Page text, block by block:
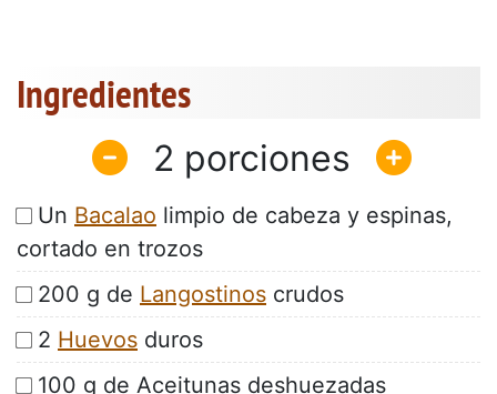
Ingredientes
2
Un Bacalao limpio de cabeza y espinas,
cortado en trozos
200 g de Langostinos crudos
2 Huevos duros
100 g de Aceitunas deshuezadas